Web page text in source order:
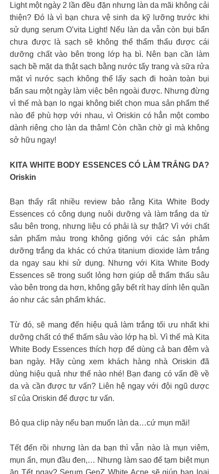
Light một ngày 2 lần đều đặn nhưng làn da mãi không cải
thiện? Đó là vì bạn chưa vệ sinh da kỹ lưỡng trước khi
sử dụng serum O’vita Light! Nếu làn da vẫn còn bụi bẩn
chưa được là sạch sẽ không thể thẩm thấu được cái
dưỡng chất vào bên trong lớp hạ bì. Nên bạn cần làm
sạch bề mặt da thật sạch bằng nước tẩy trang và sữa rửa
mặt vì nước sạch không thể lấy sạch đi hoàn toàn bụi
bẩn sau một ngày làm việc bên ngoài được. Nhưng đừng
vì thế mà bạn lo ngại không biết chọn mua sản phẩm thế
nào để phù hợp với nhau, vì Oriskin có hẳn một combo
dành riêng cho làn da thâm! Còn chần chờ gì mà không
sở hữu ngay!
KITA WHITE BODY ESSENCES CÓ LÀM TRẮNG DA?
Oriskin
Bạn thấy rất nhiều review bảo rằng Kita White Body
Essences có công dụng nuôi dưỡng và làm trắng da từ
sâu bên trong, nhưng liệu có phải là sự thật? Vì với chất
sản phẩm màu trong không giống với các sản phảm
dưỡng trắng da khác có chứa titanium dioxide làm trắng
da ngay sau khi sử dụng. Nhưng với Kita White Body
Essences sẽ trong suốt lỏng hơn giúp dễ thẩm thấu sâu
vào bên trong da hơn, không gây bết rít hay dính lên quần
áo như các sản phẩm khác.
Từ đó, sẽ mang đến hiệu quả làm trắng tối ưu nhất khi
dưỡng chất có thể thấm sâu vào lớp hạ bì. Vì thế mà Kita
White Body Essences thích hợp để dùng cả ban đêm và
ban ngày. Hãy cùng xem khách hàng nhà Oriskin đã
dùng hiệu quả như thế nào nhé! Bạn đang có vấn đề về
da và cần được tư vấn? Liên hệ ngay với đội ngũ dược
sĩ của Oriskin để được tư vấn.
Bỏ qua clip này nếu bạn muốn làn da…cứ mụn mãi!
Tết đến rồi nhưng làn da bạn thì vẫn nào là mụn viêm,
mụn ẩn, mụn đầu đen,… Nhưng làm sao để tạm biệt mụn
ăn Tết ngay? Serum GenZ White Acne sẽ giúp bạn loại